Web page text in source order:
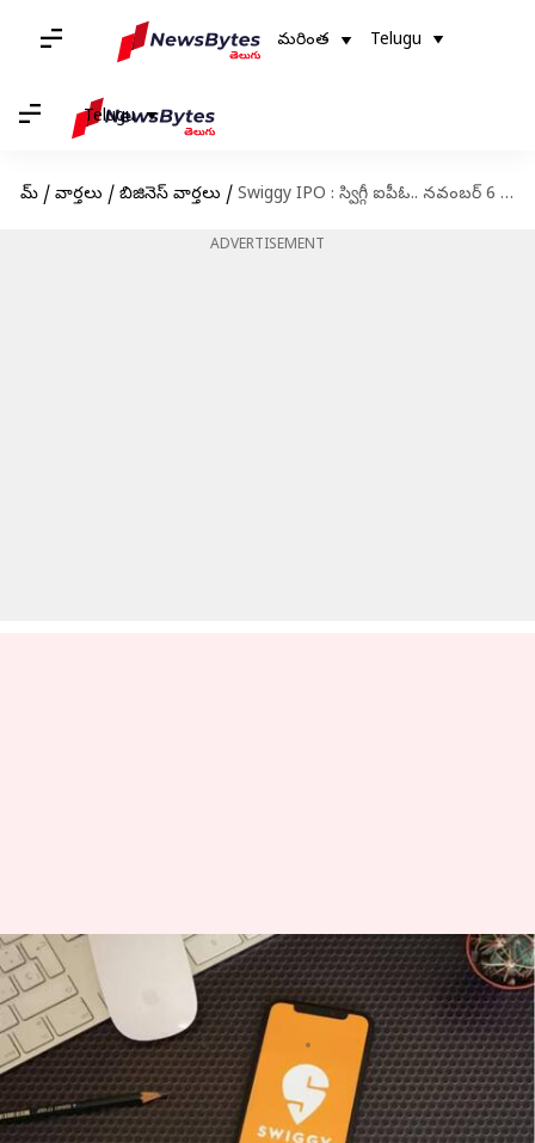
మరింత Telugu
Telugu
హోమ్ / వార్తలు / బిజినెస్ వార్తలు / Swiggy IPO : స్విగ్గీ ఐపీఓ.. నవంబర్ 6 నుండి 8 వరకు సబ్‌స్క్రిప్షన్
ADVERTISEMENT
Swiggy IPO : స్విగ్గీ ఐపీఓ.. నవంబర్
6 నుండి 8 వరకు సబ్‌స్క్రిప్షన్
వ్రాసిన వారు Jayachandra Akuri Oct 29, 2024 12:44 pm
ఈ వార్తాకథనం ఏంటి